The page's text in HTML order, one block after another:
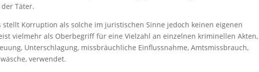
Täter.
Korruption als solche im juristischen Sinne jedoch keinen eigenen
vielmehr als Oberbegriff für eine Vielzahl an einzelnen kriminellen Akten,
Unterschlagung, missbräuchliche Einflussnahme, Amtsmissbrauch,
verwendet.